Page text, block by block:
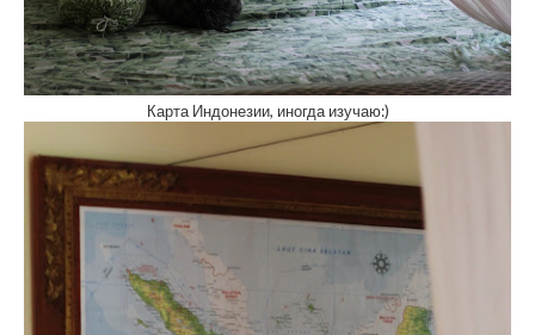
Карта Индонезии, иногда изучаю:)